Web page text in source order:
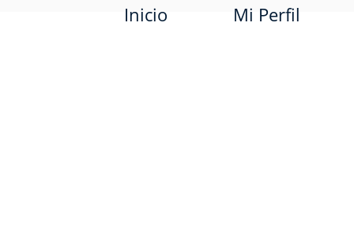
Inicio Mi Perfil